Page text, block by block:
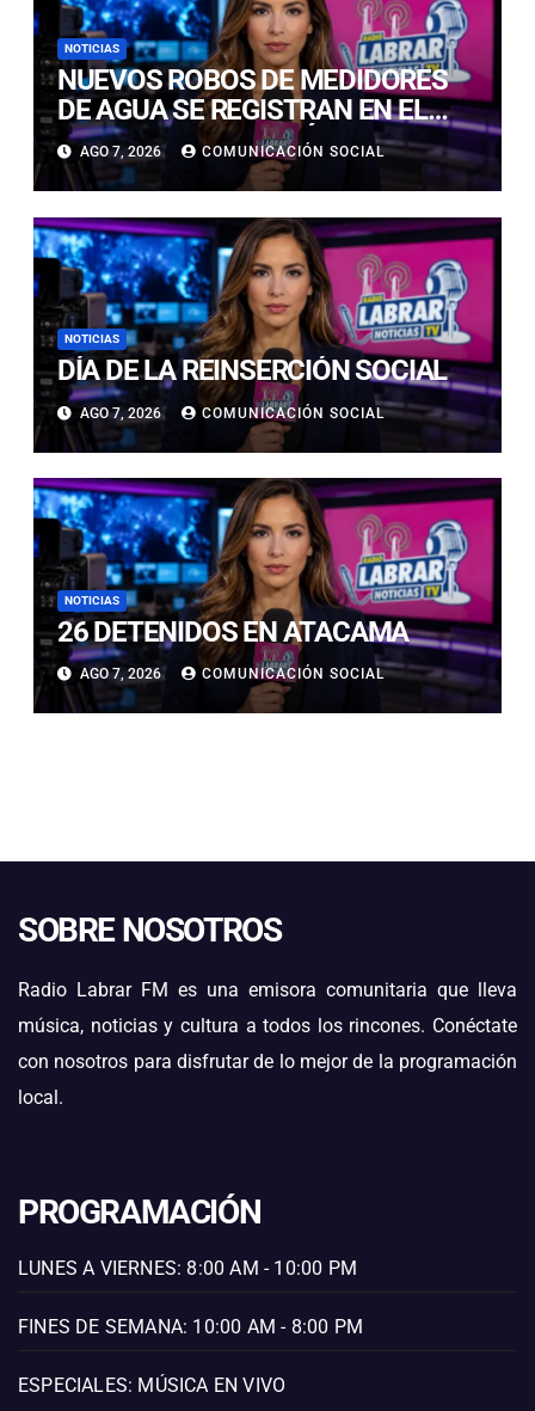
NOTICIAS
NUEVOS ROBOS DE MEDIDORES
DE AGUA SE REGISTRAN EN EL
CENTRO DE COPIAPÓ
AGO 7, 2026 COMUNICACIÓN SOCIAL
NOTICIAS
DÍA DE LA REINSERCIÓN SOCIAL
AGO 7, 2026 COMUNICACIÓN SOCIAL
NOTICIAS
26 DETENIDOS EN ATACAMA
AGO 7, 2026 COMUNICACIÓN SOCIAL
SOBRE NOSOTROS
Radio Labrar FM es una emisora comunitaria que lleva
música, noticias y cultura a todos los rincones. Conéctate
con nosotros para disfrutar de lo mejor de la programación
local.
PROGRAMACIÓN
LUNES A VIERNES: 8:00 AM - 10:00 PM
FINES DE SEMANA: 10:00 AM - 8:00 PM
ESPECIALES: MÚSICA EN VIVO